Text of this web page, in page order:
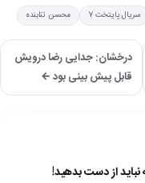
سریال پایتخت 7 محسن تنابنده
درخشان: جدایی رضا درویش
قابل پیش بینی بود ←